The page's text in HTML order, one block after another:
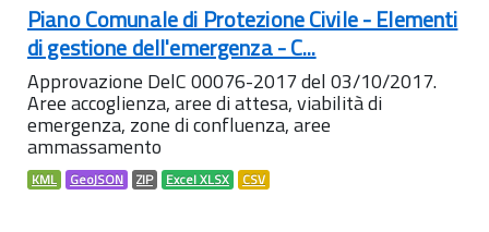
Piano Comunale di Protezione Civile - Elementi
di gestione dell'emergenza - C...
Approvazione DelC 00076-2017 del 03/10/2017.
Aree accoglienza, aree di attesa, viabilità di
emergenza, zone di confluenza, aree
ammassamento
KML GeoJSON ZIP Excel XLSX CSV